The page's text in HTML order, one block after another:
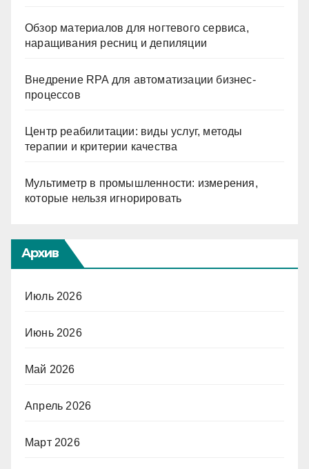
Обзор материалов для ногтевого сервиса,
наращивания ресниц и депиляции
Внедрение RPA для автоматизации бизнес-
процессов
Центр реабилитации: виды услуг, методы
терапии и критерии качества
Мультиметр в промышленности: измерения,
которые нельзя игнорировать
Архив
Июль 2026
Июнь 2026
Май 2026
Апрель 2026
Март 2026